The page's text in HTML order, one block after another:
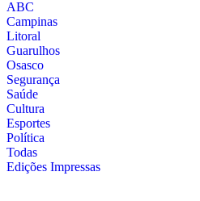
ABC
Campinas
Litoral
Guarulhos
Osasco
Segurança
Saúde
Cultura
Esportes
Política
Todas
Edições Impressas